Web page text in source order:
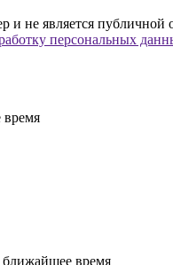
не является
персональных
время
ближайшее время